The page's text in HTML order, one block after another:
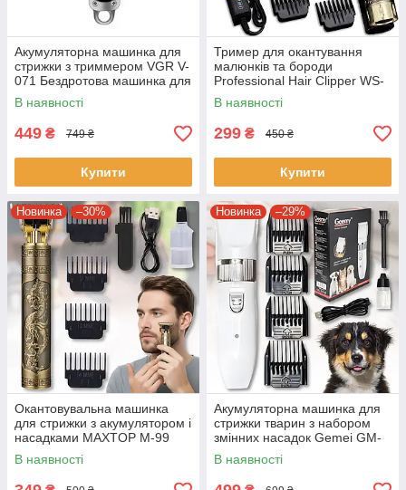
Акумуляторна машинка для
стрижки з триммером VGR V-
071 Бездротова машинка для
стрижки волосся
В наявності
449 ₴ 749 ₴
Купити
Тример для окантування
малюнків та бороди
Professional Hair Clipper WS-
T99 Машинка для стрижки
волосся
В наявності
299 ₴ 450 ₴
Купити
Новинка –30%
Окантовувальна машинка
для стрижки з акумулятором і
насадками MAXTOP M-99
В наявності
Новинка –29%
Акумуляторна машинка для
стрижки тварин з набором
змінних насадок Gemei GM-
634
В наявності